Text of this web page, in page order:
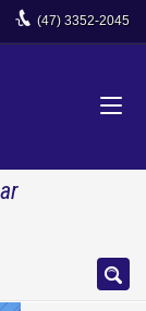
(47) 3352-2045